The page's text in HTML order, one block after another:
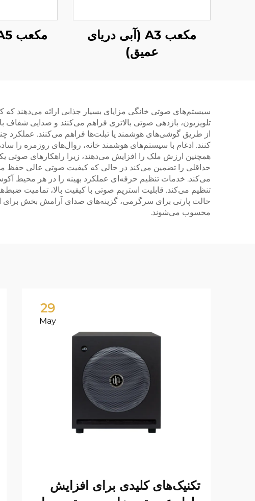
مکعب A3 (آبی دریای
عمیق)
مکعب A5 (سبز زیتون)
سیستم‌های صوتی خانگی مزایای بسیار جذابی ارائه می‌دهند که
تلویزیون، بازدهی صوتی بالاتری فراهم می‌کنند و صدایی شفاف
از طریق گوشی‌های هوشمند یا تبلت‌ها فراهم می‌کنند. عملکرد
کنند. ادغام با سیستم‌های هوشمند خانه، روال‌های روزمره را
همچنین ارزش ملک را افزایش می‌دهند، زیرا راهکارهای صوتی
حداقلی را تضمین می‌کند در حالی که کیفیت صوتی عالی حفظ
می‌کند. خدمات تنظیم حرفه‌ای عملکرد بهینه را در هر محیط
تنظیم می‌کند. قابلیت استریم صوتی با کیفیت بالا، تمامیت
حالت پارتی برای سرگرمی، گزینه‌های صدای آرامش بخش برای
محسوب می‌شوند.
29
May
تکنیک‌های کلیدی برای افزایش